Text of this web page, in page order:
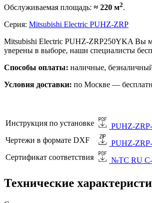
Обслуживаемая площадь: ≈ 220 м2.
Серия: Mitsubishi Electric PUHZ-ZRP
Mitsubishi Electric PUHZ-ZRP250YKA Вы
уверены в выборе, наши специалисты
Способы оплаты: наличные,
Условия доставки: по Москве —
Инструкция по установке
PUHZ-
Чертежи в формате DXF
PUHZ-
Сертификат соответствия
№TC RU
Технические